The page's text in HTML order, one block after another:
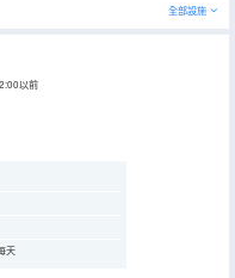
全部設施
以前
天